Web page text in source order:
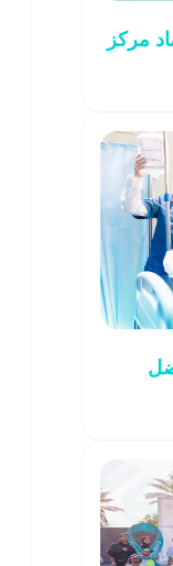
مركز